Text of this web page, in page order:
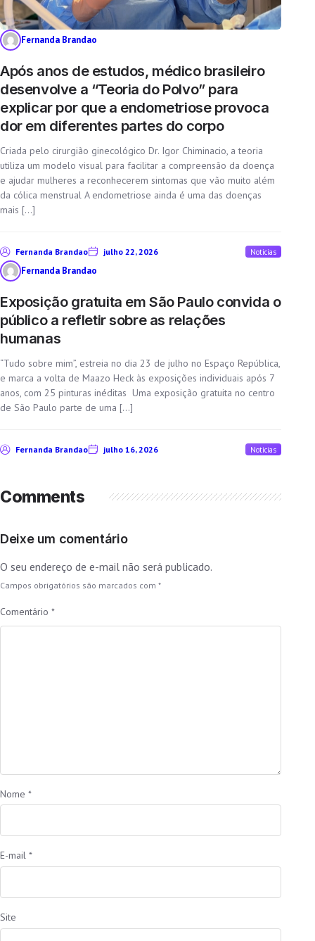
Fernanda Brandao
Após anos de estudos, médico brasileiro
desenvolve a “Teoria do Polvo” para
explicar por que a endometriose provoca
dor em diferentes partes do corpo
Criada pelo cirurgião ginecológico Dr. Igor Chiminacio, a teoria
utiliza um modelo visual para facilitar a compreensão da doença
e ajudar mulheres a reconhecerem sintomas que vão muito além
da cólica menstrual A endometriose ainda é uma das doenças
mais […]
Fernanda Brandao julho 22, 2026 Noticias
Fernanda Brandao
Exposição gratuita em São Paulo convida o
público a refletir sobre as relações
humanas
“Tudo sobre mim”, estreia no dia 23 de julho no Espaço República,
e marca a volta de Maazo Heck às exposições individuais após 7
anos, com 25 pinturas inéditas Uma exposição gratuita no centro
de São Paulo parte de uma […]
Fernanda Brandao julho 16, 2026 Noticias
Comments
Deixe um comentário
O seu endereço de e-mail não será publicado.
Campos obrigatórios são marcados com *
Comentário *
Nome *
E-mail *
Site